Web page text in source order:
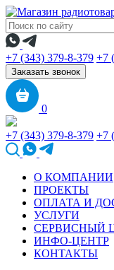
+7 (343) 379-8-379 +7
Заказать звонок
0
+7 (343) 379-8-379 +7
О КОМПАНИИ
ПРОЕКТЫ
ОПЛАТА И
УСЛУГИ
СЕРВИСНЫЙ
ИНФО-ЦЕНТР
КОНТАКТЫ